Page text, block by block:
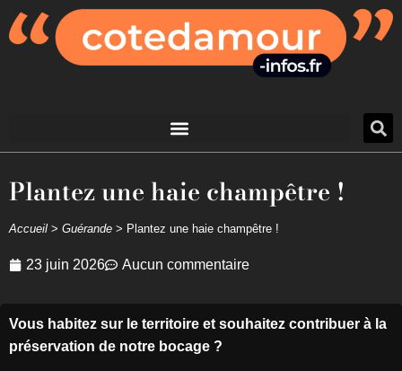
Plantez une haie champêtre !
Accueil > Guérande > Plantez une haie champêtre !
23 juin 2026 Aucun commentaire
Vous habitez sur le territoire et souhaitez contribuer à la
préservation de notre bocage ?